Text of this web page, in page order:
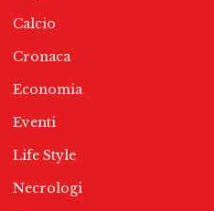
Calcio
Cronaca
Economia
Eventi
Life Style
Necrologi